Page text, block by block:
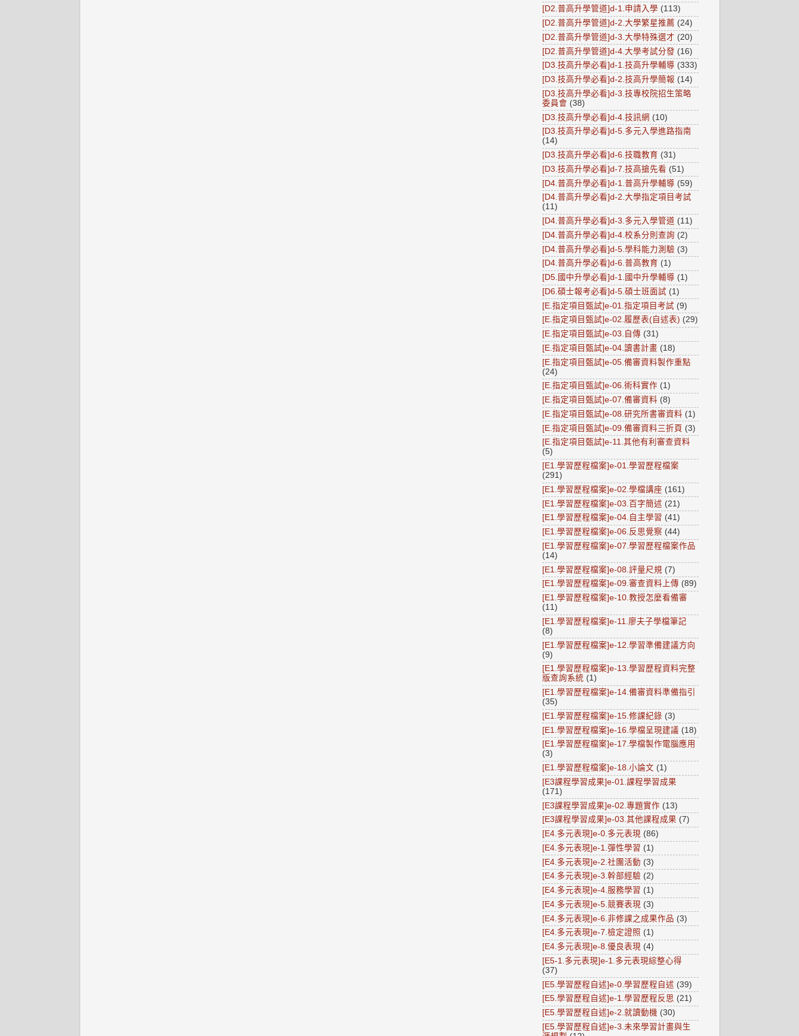
[D2.普高升學管道]d-1.申請入學 (113)
[D2.普高升學管道]d-2.大學繁星推薦 (24)
[D2.普高升學管道]d-3.大學特殊選才 (20)
[D2.普高升學管道]d-4.大學考試分發 (16)
[D3.技高升學必看]d-1.技高升學輔導 (333)
[D3.技高升學必看]d-2.技高升學簡報 (14)
[D3.技高升學必看]d-3.技專校院招生策略
委員會 (38)
[D3.技高升學必看]d-4.技訊網 (10)
[D3.技高升學必看]d-5.多元入學進路指南
(14)
[D3.技高升學必看]d-6.技職教育 (31)
[D3.技高升學必看]d-7.技高搶先看 (51)
[D4.普高升學必看]d-1.普高升學輔導 (59)
[D4.普高升學必看]d-2.大學指定項目考試
(11)
[D4.普高升學必看]d-3.多元入學管道 (11)
[D4.普高升學必看]d-4.校系分則查詢 (2)
[D4.普高升學必看]d-5.學科能力測驗 (3)
[D4.普高升學必看]d-6.普高教育 (1)
[D5.國中升學必看]d-1.國中升學輔導 (1)
[D6.碩士報考必看]d-5.碩士班面試 (1)
[E.指定項目甄試]e-01.指定項目考試 (9)
[E.指定項目甄試]e-02.履歷表(自述表) (29)
[E.指定項目甄試]e-03.自傳 (31)
[E.指定項目甄試]e-04.讀書計畫 (18)
[E.指定項目甄試]e-05.備審資料製作重點
(24)
[E.指定項目甄試]e-06.術科實作 (1)
[E.指定項目甄試]e-07.備審資料 (8)
[E.指定項目甄試]e-08.研究所書審資料 (1)
[E.指定項目甄試]e-09.備審資料三折頁 (3)
[E.指定項目甄試]e-11.其他有利審查資料
(5)
[E1.學習歷程檔案]e-01.學習歷程檔案
(291)
[E1.學習歷程檔案]e-02.學檔講座 (161)
[E1.學習歷程檔案]e-03.百字簡述 (21)
[E1.學習歷程檔案]e-04.自主學習 (41)
[E1.學習歷程檔案]e-06.反思覺察 (44)
[E1.學習歷程檔案]e-07.學習歷程檔案作品
(14)
[E1.學習歷程檔案]e-08.評量尺規 (7)
[E1.學習歷程檔案]e-09.審查資料上傳 (89)
[E1.學習歷程檔案]e-10.教授怎麼看備審
(11)
[E1.學習歷程檔案]e-11.廖夫子學檔筆記
(8)
[E1.學習歷程檔案]e-12.學習準備建議方向
(9)
[E1.學習歷程檔案]e-13.學習歷程資料完整
版查詢系統 (1)
[E1.學習歷程檔案]e-14.備審資料準備指引
(35)
[E1.學習歷程檔案]e-15.修課紀錄 (3)
[E1.學習歷程檔案]e-16.學檔呈現建議 (18)
[E1.學習歷程檔案]e-17.學檔製作電腦應用
(3)
[E1.學習歷程檔案]e-18.小論文 (1)
[E3課程學習成果]e-01.課程學習成果
(171)
[E3課程學習成果]e-02.專題實作 (13)
[E3課程學習成果]e-03.其他課程成果 (7)
[E4.多元表現]e-0.多元表現 (86)
[E4.多元表現]e-1.彈性學習 (1)
[E4.多元表現]e-2.社團活動 (3)
[E4.多元表現]e-3.幹部經驗 (2)
[E4.多元表現]e-4.服務學習 (1)
[E4.多元表現]e-5.競賽表現 (3)
[E4.多元表現]e-6.非修課之成果作品 (3)
[E4.多元表現]e-7.檢定證照 (1)
[E4.多元表現]e-8.優良表現 (4)
[E5-1.多元表現]e-1.多元表現綜整心得
(37)
[E5.學習歷程自述]e-0.學習歷程自述 (39)
[E5.學習歷程自述]e-1.學習歷程反思 (21)
[E5.學習歷程自述]e-2.就讀動機 (30)
[E5.學習歷程自述]e-3.未來學習計畫與生